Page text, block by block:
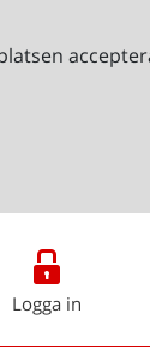
Logga in